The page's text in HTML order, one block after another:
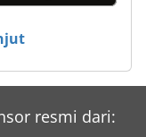
resmi dari: